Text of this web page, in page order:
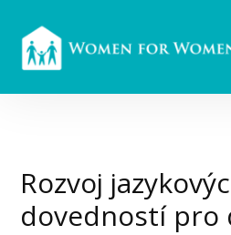
Rozvoj
dovedností pro